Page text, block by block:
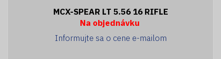
MCX-SPEAR LT 5.56 16 RIFLE
Na objednávku
Informujte sa o cene e-mailom